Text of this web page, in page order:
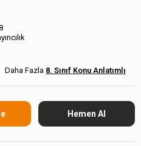
8. Sınıf Konu Anlatımlı